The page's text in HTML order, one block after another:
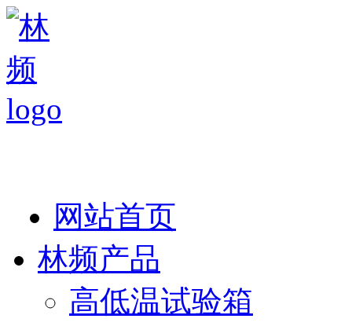
网站首页
林频产品
高低温试验箱